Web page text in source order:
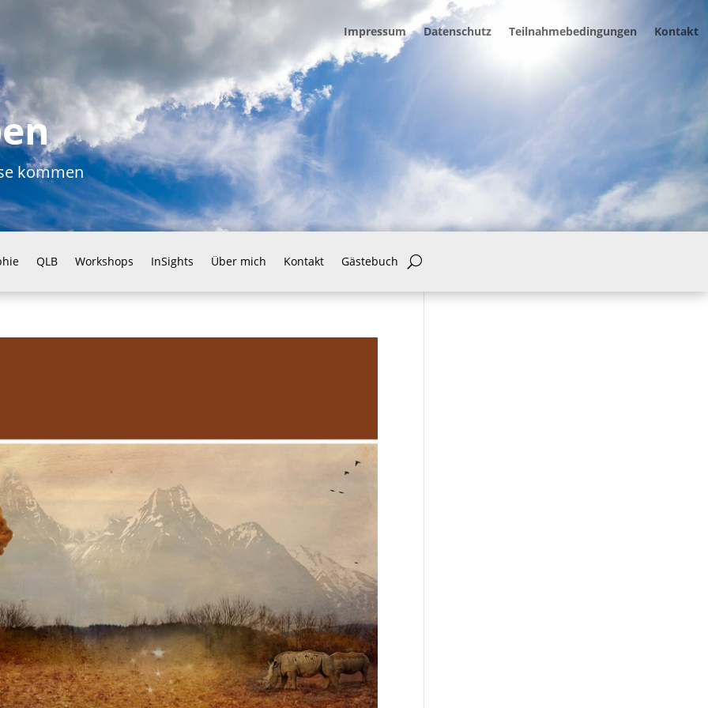
Impressum Datenschutz Teilnahmebedingungen Kontakt
kommen
QLB Workshops InSights Über mich Kontakt Gästebuch